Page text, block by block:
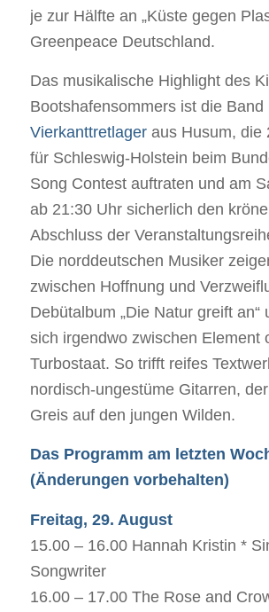
je zur Hälfte an „Küste gegen
Greenpeace Deutschland.
Das musikalische Highlight des
Bootshafensommers ist die Band
Vierkanttretlageraus Husum, die
für Schleswig-Holstein beim
Song Contest auftraten und am
ab 21:30 Uhr sicherlich den
Abschluss der
Die norddeutschen Musiker
zwischen Hoffnung und
Debütalbum „Die Natur greift an“
sich irgendwo zwischen Element
Turbostaat. So trifft reifes
nordisch-ungestüme Gitarren,
Greis auf den jungen Wilden.
Das Programm am letzten
(Änderungen vorbehalten)
Freitag, 29. August
15.00 – 16.00 Hannah Kristin *
Songwriter
16.00 – 17.00 The Rose and